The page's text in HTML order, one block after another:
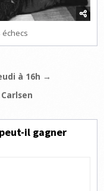
à 16h →
il gagner